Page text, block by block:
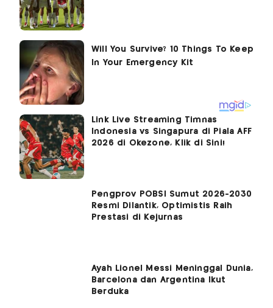
Link Live Streaming Timnas
Indonesia vs Singapura di Piala AFF
2026 di Okezone, Klik di Sini!
Pengprov POBSI Sumut 2026-2030
Resmi Dilantik, Optimistis Raih
Prestasi di Kejurnas
Ayah Lionel Messi Meninggal Dunia,
Barcelona dan Argentina Ikut
Berduka